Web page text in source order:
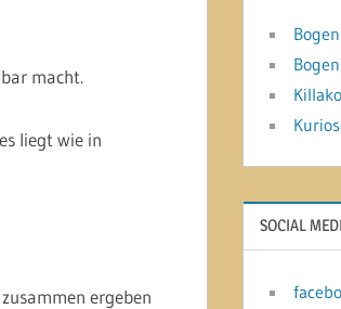
macht.
liegt wie in
ergeben
SOCIAL